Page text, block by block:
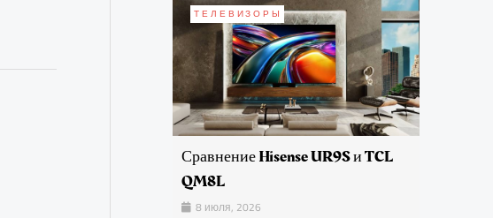
ТЕЛЕВИЗОРЫ
Сравнение Hisense UR9S и TCL
QM8L
8 июля, 2026